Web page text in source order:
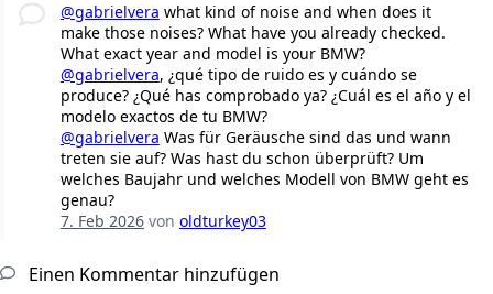
@gabrielvera what kind of noise and when does it
make those noises? What have you already checked.
What exact year and model is your BMW?
@gabrielvera, ¿qué tipo de ruido es y cuándo se
produce? ¿Qué has comprobado ya? ¿Cuál es el año y el
modelo exactos de tu BMW?
@gabrielvera Was für Geräusche sind das und wann
treten sie auf? Was hast du schon überprüft? Um
welches Baujahr und welches Modell von BMW geht es
genau?
7. Feb 2026von oldturkey03
Einen Kommentar hinzufügen